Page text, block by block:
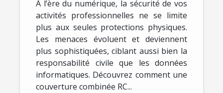
À l’ère du numérique, la sécurité de vos
activités professionnelles ne se limite
plus aux seules protections physiques.
Les menaces évoluent et deviennent
plus sophistiquées, ciblant aussi bien la
responsabilité civile que les données
informatiques. Découvrez comment une
couverture combinée RC...